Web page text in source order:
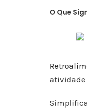
O Que
atividade